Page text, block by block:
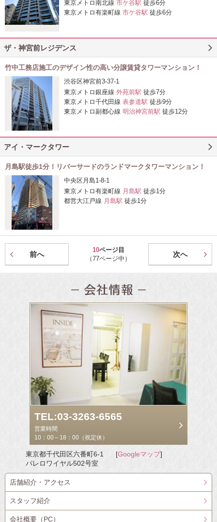
東京メトロ南北線 市ケ谷駅 徒歩6分
東京メトロ有楽町線 市ケ谷駅 徒歩6分
ザ・神宮前レジデンス
竹中工務店施工のデザイン性の高い分譲賃貸タワーマンション！
渋谷区神宮前3-37-1
東京メトロ銀座線 外苑前駅 徒歩7分
東京メトロ千代田線 表参道駅 徒歩9分
東京メトロ副都心線 明治神宮前駅 徒歩12分
アイ・マークタワー
月島駅徒歩1分！リバーサードのランドマークタワーマンション！
中央区月島1-8-1
東京メトロ有楽町線 月島駅 徒歩1分
都営大江戸線 月島駅 徒歩1分
前へ
10ページ目
（77ページ中）
次へ
TEL:03-3263-6565
営業時間
10：00～18：00（祝定休）
東京都千代田区六番町6-1
パレロワイヤル502号室
[Googleマップ]
店舗紹介・アクセス
スタッフ紹介
会社概要（PC）